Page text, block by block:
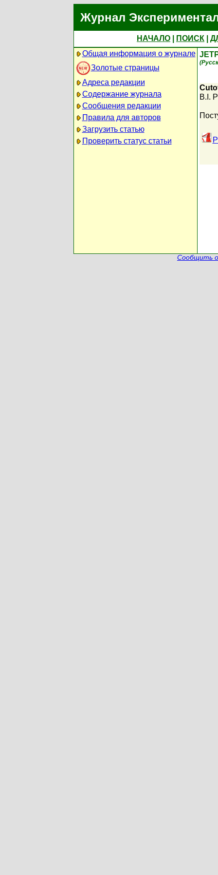
Журнал
НАЧАЛО ПОИСК
Общая информация о журнале
Золотые страницы
Адреса редакции
Содержание журнала
Сообщения редакции
Правила для авторов
Загрузить статью
Проверить статус статьи
B.I.
Сообщить о